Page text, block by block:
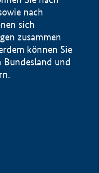
nach
sich
zusammen
können Sie
Bundesland und